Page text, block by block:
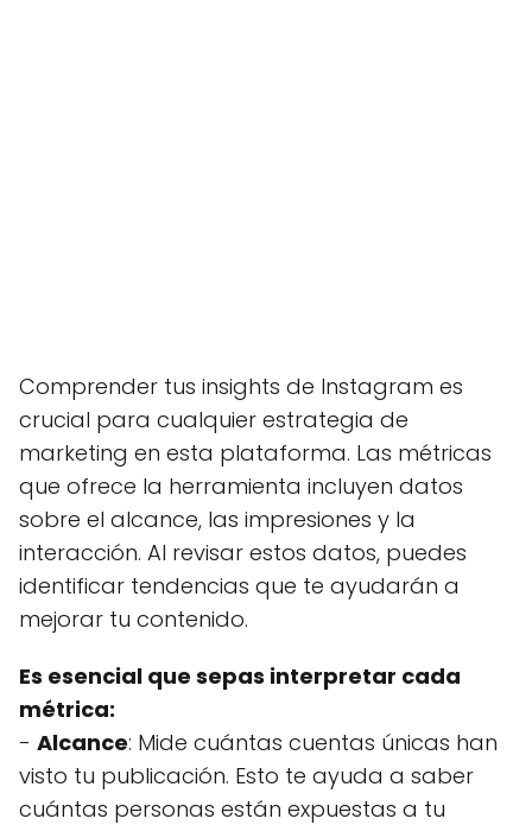
Comprender tus insights de Instagram es
crucial para cualquier estrategia de
marketing en esta plataforma. Las métricas
que ofrece la herramienta incluyen datos
sobre el alcance, las impresiones y la
interacción. Al revisar estos datos, puedes
identificar tendencias que te ayudarán a
mejorar tu contenido.
Es esencial que sepas interpretar cada
métrica:
- Alcance: Mide cuántas cuentas únicas han
visto tu publicación. Esto te ayuda a saber
cuántas personas están expuestas a tu